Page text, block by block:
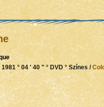
1981 ° 04 ' 40 " ° DVD ° Színes /